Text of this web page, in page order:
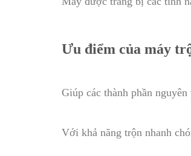
Ưu điểm của máy
Giúp các thành phần
Với khả năng trộn nhanh